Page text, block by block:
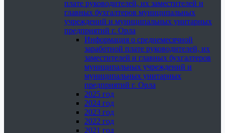
плате руководителей, их заместителей и
главных бухгалтеров муниципальных
учреждений и муниципальных унитарных
предприятий г. Орла
Информация о среднемесячной
заработной плате руководителей, их
заместителей и главных бухгалтеров
муниципальных учреждений и
муниципальных унитарных
предприятий г. Орла
2025 год
2024 год
2023 год
2022 год
2021 год